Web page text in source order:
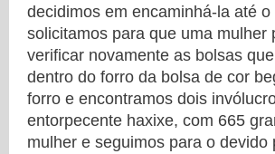
decidimos em encaminhá-la até
solicitamos para que uma
verificar novamente as bolsas
dentro do forro da bolsa de cor
forro e encontramos dois
entorpecente haxixe, com 665
mulher e seguimos para o